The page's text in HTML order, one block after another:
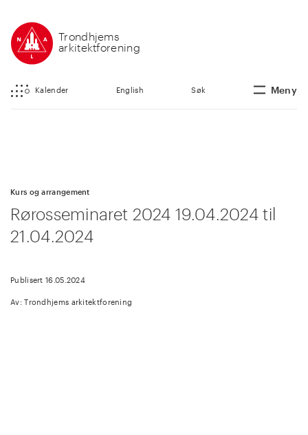
Trondhjems
arkitektforening
Kalender English Søk Meny
Kurs og arrangement
Rørosseminaret 2024 19.04.2024 til
21.04.2024
Publisert 16.05.2024
Av: Trondhjems arkitektforening